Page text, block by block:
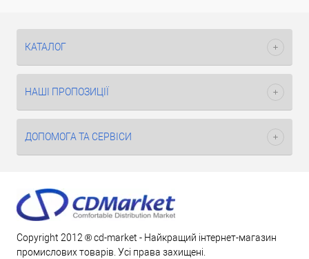
КАТАЛОГ
НАШІ ПРОПОЗИЦІЇ
ДОПОМОГА ТА СЕРВІСИ
Copyright 2012 ® cd-market - Найкращий інтернет-магазин
промислових товарів. Усі права захищені.